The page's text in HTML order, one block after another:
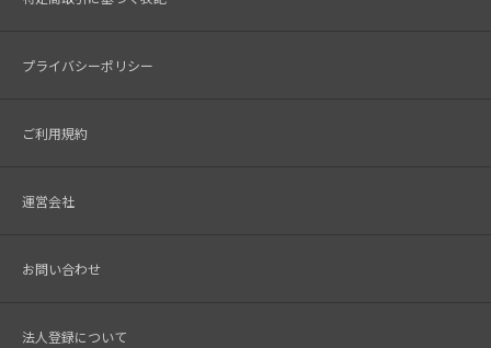
プライバシーポリシー
ご利用規約
運営会社
お問い合わせ
法人登録について